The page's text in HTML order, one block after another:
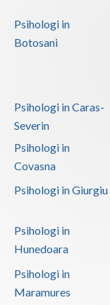
Psihologi in
Botosani
Psihologi in Caras-
Severin
Psihologi in
Covasna
Psihologi in Giurgiu
Psihologi in
Hunedoara
Psihologi in
Maramures